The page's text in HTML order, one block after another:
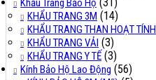
Khẩu Trang Bảo Hộ
KHẨU TRANG 3M (14)
KHẨU TRANG THAN HOẠT TÍNH
KHẨU TRANG VẢI (3)
KHẨU TRANG Y TẾ (3)
Kính Bảo Hộ Lao Động (56)